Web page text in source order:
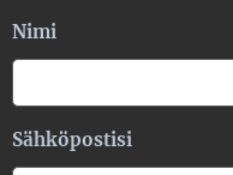
Nimi
Sähköpostisi